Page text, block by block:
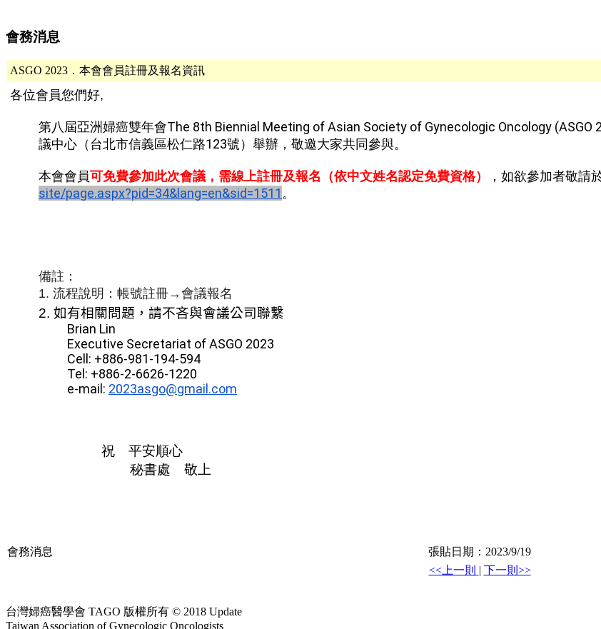
會務消息
ASGO 2023．本會會員註冊及報名資訊
各位會員您們好,
第八屆亞洲婦癌雙年會The 8th Biennial Meeting of Asian Society of Gynecologic Oncology (ASGO
議中心（台北市信義區松仁路123號）舉辦 ，敬邀大家共同參與。
本會會員可免費參加此次會議， 需線上註冊及報名（依中文姓名認定免費資格） ，如欲參加者敬請
site/page.aspx?pid=34&lang=en&sid=1511 。
備註：
1. 流程說明：帳號註冊→會議報名
2. 如有相關問題，請不吝與會議公司聯繫
Brian Lin
Executive Secretariat of ASGO 2023
Cell: +886-981-194-594
Tel: +886-2-6626-1220
e-mail: 2023asgo@gmail.com
祝 平安順心
秘書處 敬上
會務消息 張貼日期：2023/9/19
<<上一則 | 下一則>>
台灣婦癌醫學會 TAGO 版權所有 © 2018 Update
Taiwan Association of Gynecologic Oncologists